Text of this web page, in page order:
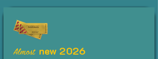
Almost new 2026